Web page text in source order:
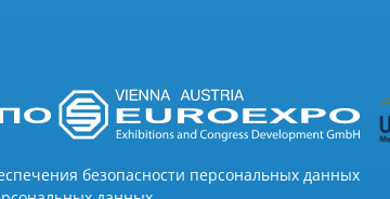
безопасности персональных данных